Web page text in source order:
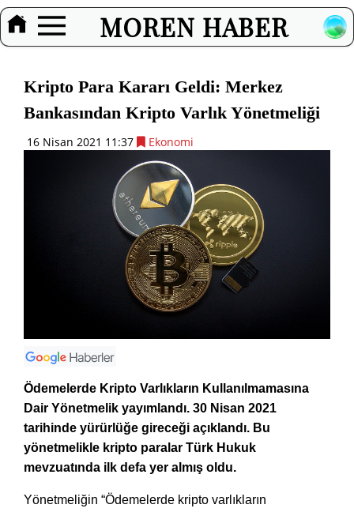
MOREN HABER
Kripto Para Kararı Geldi: Merkez
Bankasından Kripto Varlık Yönetmeliği
16 Nisan 2021 11:37 Ekonomi
Ödemelerde Kripto Varlıkların Kullanılmamasına
Dair Yönetmelik yayımlandı. 30 Nisan 2021
tarihinde yürürlüğe gireceği açıklandı. Bu
yönetmelikle kripto paralar Türk Hukuk
mevzuatında ilk defa yer almış oldu.
Yönetmeliğin “Ödemelerde kripto varlıkların